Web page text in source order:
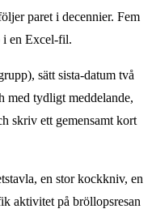
paret i decennier. Fem
i en Excel-fil.
sätt sista-datum två
med tydligt meddelande,
skriv ett gemensamt kort
en stor kockkniv, en
aktivitet på bröllopsresan